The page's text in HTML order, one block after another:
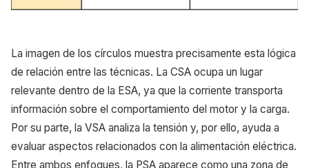
La imagen de los círculos muestra precisamente esta lógica
de relación entre las técnicas. La CSA ocupa un lugar
relevante dentro de la ESA, ya que la corriente transporta
información sobre el comportamiento del motor y la carga.
Por su parte, la VSA analiza la tensión y, por ello, ayuda a
evaluar aspectos relacionados con la alimentación eléctrica.
Entre ambos enfoques, la PSA aparece como una zona de